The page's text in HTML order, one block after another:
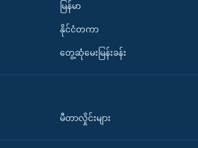
မြန်မာ
နိုင်ငံတကာ
တွေ့ဆုံမေးမြန်းခန်း
မီတာလှိုင်းများ